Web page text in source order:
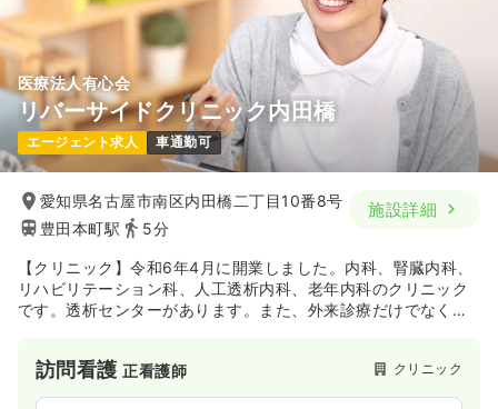
医療法人有心会
リバーサイドクリニック内田橋
エージェント求人 車通勤可
愛知県名古屋市南区内田橋二丁目10番8号
豊田本町駅
5分
施設詳細
【クリニック】令和6年4月に開業しました。内科、腎臓内科、
リハビリテーション科、人工透析内科、老年内科のクリニック
です。透析センターがあります。また、外来診療だけでなく、
クリニックです。
訪問看護正看護師 クリニック